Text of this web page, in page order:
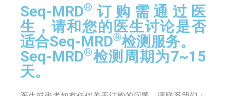
Seq-MRD® 订购需通过医
生，请和您的医生讨论是否
适合Seq-MRD®检测服务。
Seq-MRD®检测周期为7~15
天。